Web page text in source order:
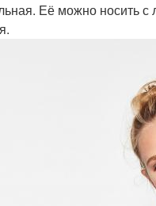
Её можно носить